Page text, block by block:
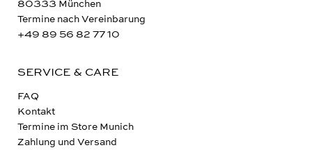
80333 München
Termine nach Vereinbarung
+49 89 56 82 77 10
SERVICE & CARE
FAQ
Kontakt
Termine im Store Munich
Zahlung und Versand